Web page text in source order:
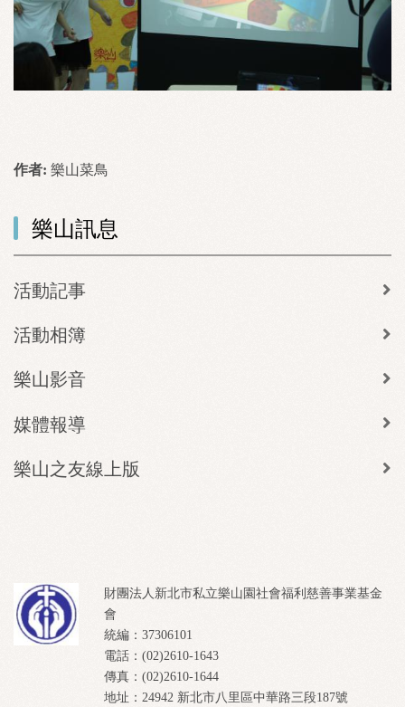
作者: 樂山菜鳥
樂山訊息
活動記事
活動相簿
樂山影音
媒體報導
樂山之友線上版
財團法人新北市私立樂山園社會福利慈善事業基金
會
統編：37306101
電話：(02)2610-1643
傳真：(02)2610-1644
地址：24942 新北市八里區中華路三段187號